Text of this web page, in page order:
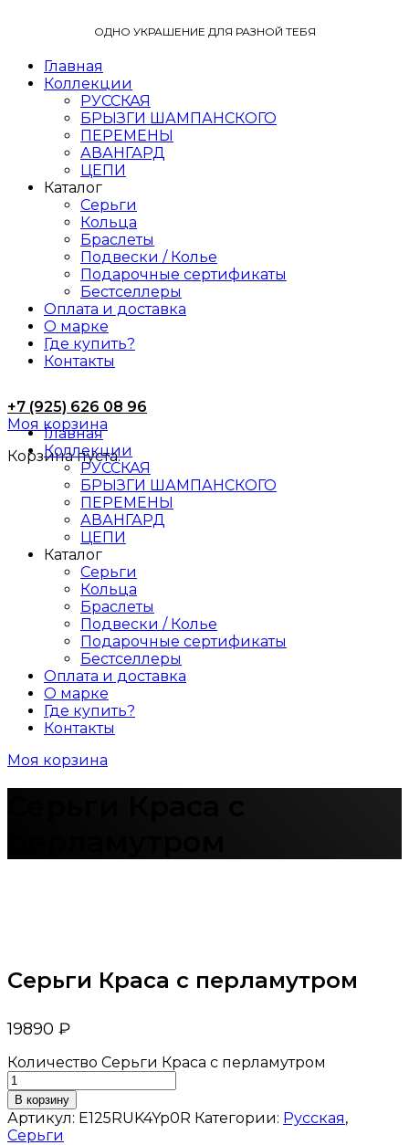
ОДНО УКРАШЕНИЕ ДЛЯ РАЗНОЙ ТЕБЯ
Главная
Коллекции
РУССКАЯ
БРЫЗГИ ШАМПАНСКОГО
ПЕРЕМЕНЫ
АВАНГАРД
ЦЕПИ
Каталог
Серьги
Кольца
Браслеты
Подвески / Колье
Подарочные сертификаты
Бестселлеры
Оплата и доставка
О марке
Где купить?
Контакты
+7 (925) 626 08 96
Моя корзина
Корзина пуста.
Главная
Коллекции
РУССКАЯ
БРЫЗГИ ШАМПАНСКОГО
ПЕРЕМЕНЫ
АВАНГАРД
ЦЕПИ
Каталог
Серьги
Кольца
Браслеты
Подвески / Колье
Подарочные сертификаты
Бестселлеры
Оплата и доставка
О марке
Где купить?
Контакты
Моя корзина
Серьги Краса с перламутром
19890 ₽
Количество Серьги Краса с перламутром
В корзину
Артикул: E125RUK4Yp0R Категории: Русская,
Серьги